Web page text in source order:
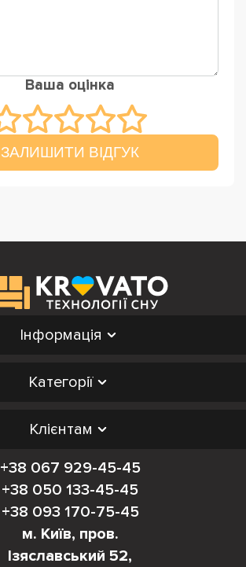
Ваша оцінка
ЗАЛИШИТИ ВІДГУК
Інформація
Категорії
Клієнтам
+38 067 929-45-45
+38 050 133-45-45
+38 093 170-75-45
м. Київ, пров.
Ізяславський 52,